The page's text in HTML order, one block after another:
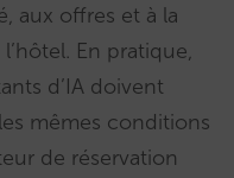
aux offres et à la
En pratique,
d’IA doivent
mêmes conditions
de réservation